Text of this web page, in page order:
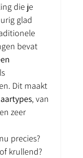
die je
glad
bevat
Dit maakt
, van
zeer
precies?
krullend?